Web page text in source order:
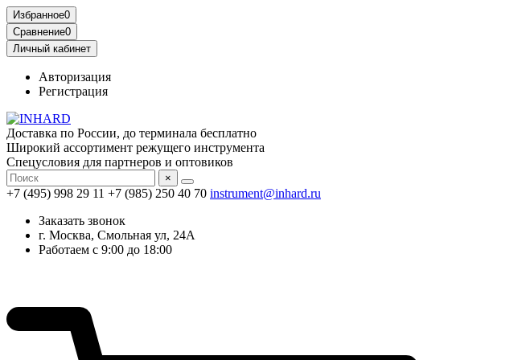
Избранное0
Сравнение0
Личный кабинет
Авторизация
Регистрация
Доставка по России, до терминала бесплатно
Широкий ассортимент режущего инструмента
Спецусловия для партнеров и оптовиков
×
+7 (495) 998 29 11 +7 (985) 250 40 70 instrument@inhard.ru
Заказать звонок
г. Москва, Смольная ул, 24А
Работаем с 9:00 до 18:00